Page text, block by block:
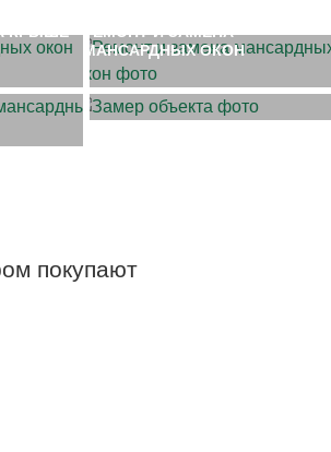
КРЫШЕ
РЕМОНТ И ЗАМЕНА
МАНСАРДНЫХ ОКОН
ЗАМЕР ОБЪЕКТА
покупают